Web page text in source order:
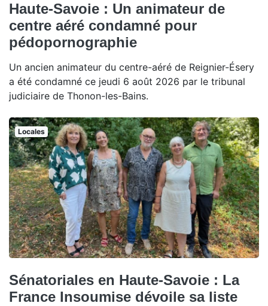
Haute-Savoie : Un animateur de
centre aéré condamné pour
pédopornographie
Un ancien animateur du centre-aéré de Reignier-Ésery
a été condamné ce jeudi 6 août 2026 par le tribunal
judiciaire de Thonon-les-Bains.
Locales
Sénatoriales en Haute-Savoie : La
France Insoumise dévoile sa liste